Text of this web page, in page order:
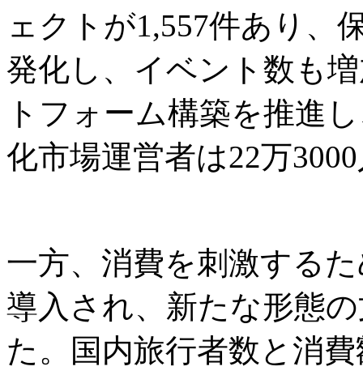
ェクトが1,557件あり、
発化し、イベント数も
トフォーム構築を推進
化市場運営者は22万
一方、消費を刺激する
導入され、新たな形態
た。国内旅行者数と消